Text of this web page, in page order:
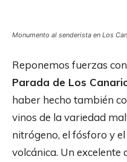
Monumento al senderista en Los
Reponemos fuerzas
Parada de Los
haber hecho también
vinos de la variedad
nitrógeno, el fósforo y
volcánica. Un